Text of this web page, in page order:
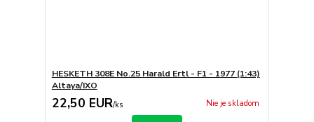
HESKETH 308E No.25 Harald Ertl - F1 - 1977 (1:43)
Altaya/IXO
22,50 EUR/ks Nie je skladom